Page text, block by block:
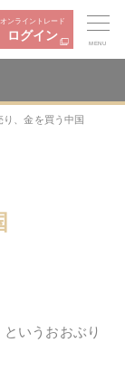
オンライントレード
ログイン
MENU
り、金を買う中国
いうおおぶり